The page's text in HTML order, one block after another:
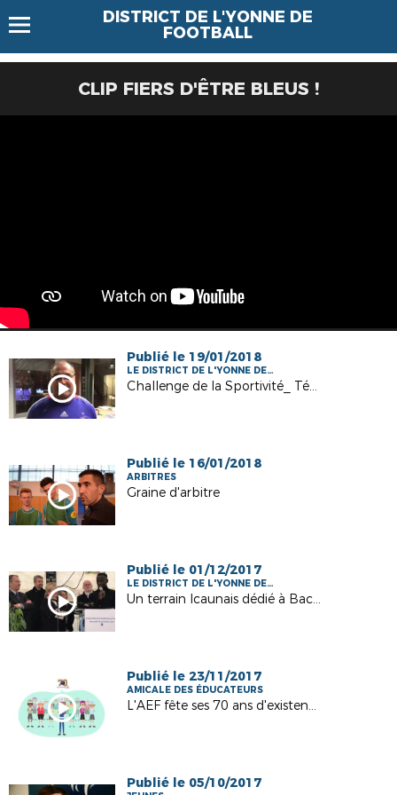
DISTRICT DE L'YONNE DE
FOOTBALL
CLIP FIERS D'ÊTRE BLEUS !
Publié le 19/01/2018
LE DISTRICT DE L'YONNE DE
FOOTBALL
Challenge de la Sportivité_ Témoignage de Joël SCOQUART, Dirigeant del'AS VERON
Publié le 16/01/2018
ARBITRES
Graine d'arbitre
Publié le 01/12/2017
LE DISTRICT DE L'YONNE DE
FOOTBALL
Un terrain Icaunais dédié à Bacary SAGNA
Publié le 23/11/2017
AMICALE DES ÉDUCATEURS
L'AEF fête ses 70 ans d'existence !
Publié le 05/10/2017